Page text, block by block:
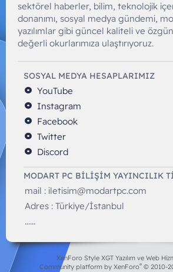
sektörel haberler, bilim, teknolojik
donanımı, sosyal medya gündemi,
yazılımlar gibi güncel kaliteli ve
değerli okurlarımıza ulaştırıyoruz.
SOSYAL MEDYA HESAPLARIMIZ
YouTube
Instagram
Facebook
Twitter
Discord
MODART PC BILIŞIM YAYINCILIK
mail : iletisim@modartpc.com
Adres : Türkiye/İstanbul
......
XenForo Style XGT Yazılım ve Web
Community platform by XenForo® © 2010-